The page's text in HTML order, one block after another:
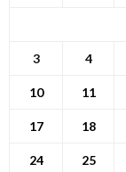
3 4
10 11
17 18
24 25